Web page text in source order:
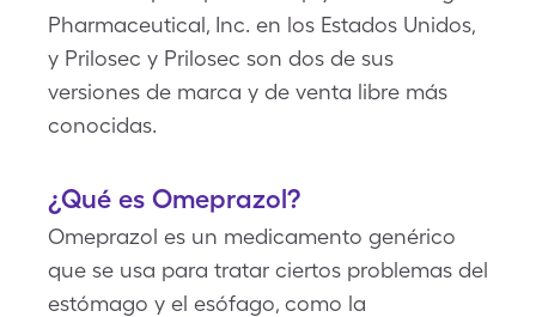
Pharmaceutical, Inc. en los Estados Unidos,
y Prilosec y Prilosec son dos de sus
versiones de marca y de venta libre más
conocidas.
¿Qué es Omeprazol?
Omeprazol es un medicamento genérico
que se usa para tratar ciertos problemas del
estómago y el esófago, como la